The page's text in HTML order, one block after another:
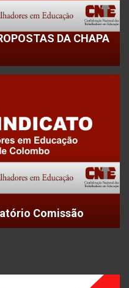
DA CHAPA
Comissão